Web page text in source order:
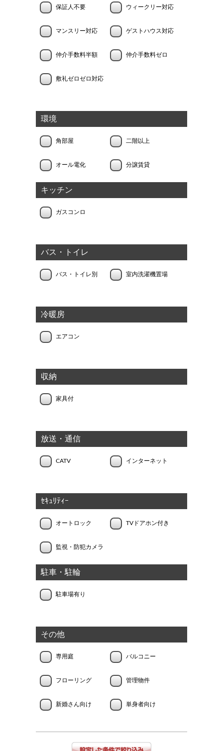
保証人不要 ウィークリー対応
マンスリー対応 ゲストハウス対応
仲介手数料半額 仲介手数料ゼロ
敷礼ゼロゼロ対応
環境
角部屋 二階以上
オール電化 分譲賃貸
キッチン
ガスコンロ
バス・トイレ
バス・トイレ別 室内洗濯機置場
冷暖房
エアコン
収納
家具付
放送・通信
CATV インターネット
ｾｷｭﾘﾃｨｰ
オートロック TVドアホン付き
監視・防犯カメラ
駐車・駐輪
駐車場有り
その他
専用庭 バルコニー
フローリング 管理物件
新婚さん向け 単身者向け